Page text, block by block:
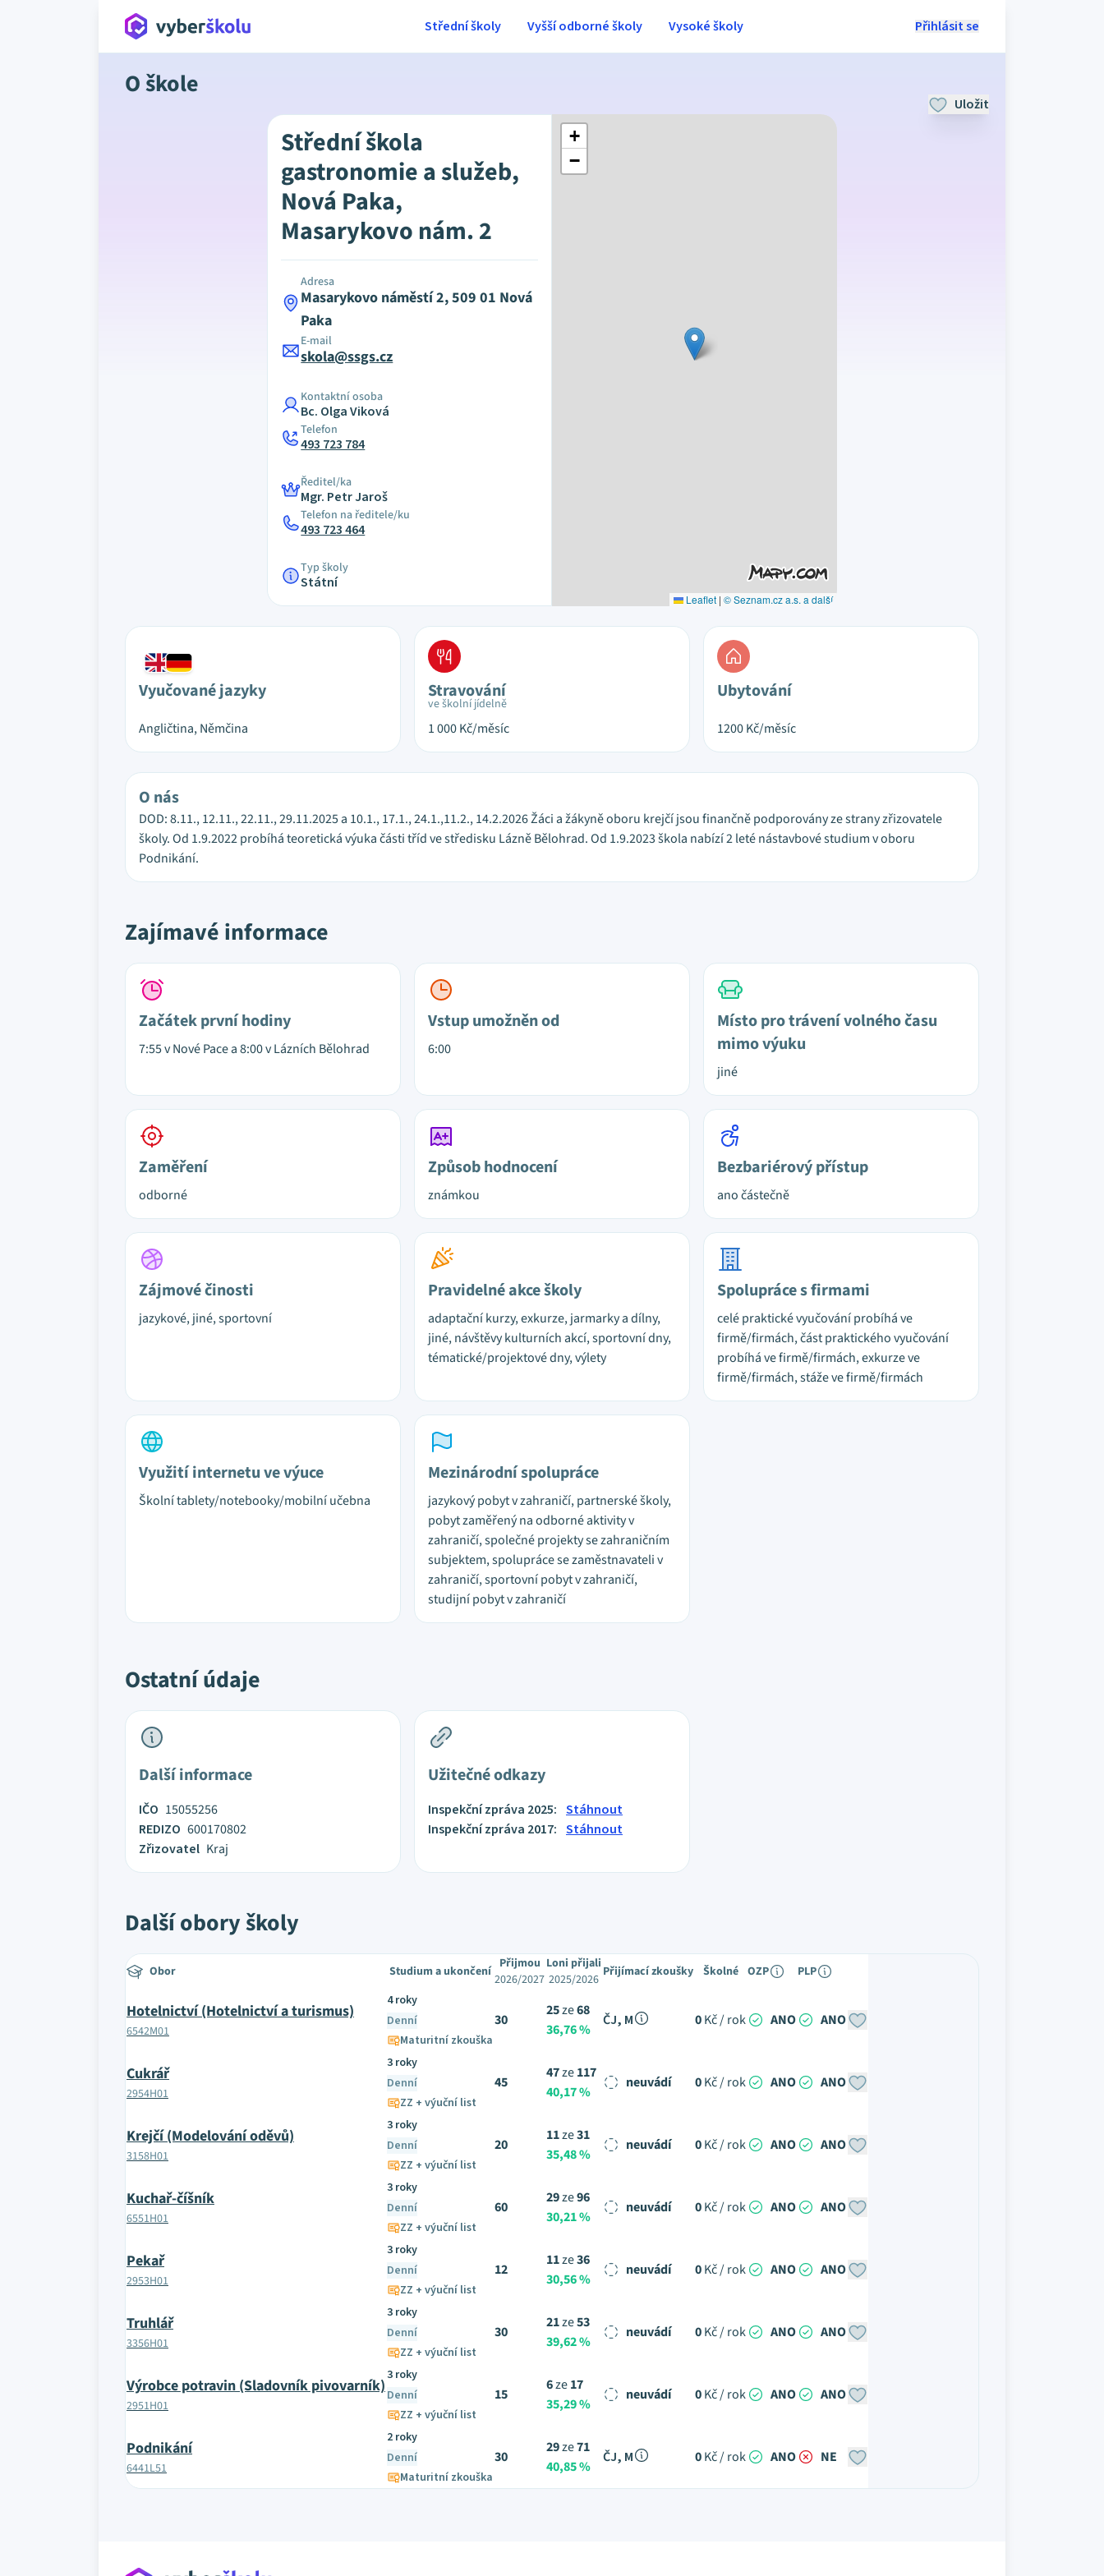
Přihlásit se
Střední školy Vyšší odborné školy Vysoké školy
O škole
Uložit
Střední škola
gastronomie a služeb,
Nová Paka,
Masarykovo nám. 2
Adresa
Masarykovo náměstí 2, 509 01 Nová
Paka
E-mail
skola@ssgs.cz
Kontaktní osoba
Bc. Olga Viková
Telefon
493 723 784
Ředitel/ka
Mgr. Petr Jaroš
Telefon na ředitele/ku
493 723 464
Typ školy
Státní
+
−
Leaflet | © Seznam.cz a.s. a další
Vyučované jazyky
Angličtina, Němčina
Stravování
ve školní jídelně
1 000Kč/měsíc
Ubytování
1200Kč/měsíc
O nás
DOD: 8.11., 12.11., 22.11., 29.11.2025 a 10.1., 17.1., 24.1.,11.2., 14.2.2026 Žáci a žákyně oboru krejčí jsou finančně podporovány ze strany zřizovatele
školy. Od 1.9.2022 probíhá teoretická výuka části tříd ve středisku Lázně Bělohrad. Od 1.9.2023 škola nabízí 2 leté nástavbové studium v oboru
Podnikání.
Zajímavé informace
Začátek první hodiny
7:55 v Nové Pace a 8:00 v Lázních Bělohrad
Vstup umožněn od
6:00
Místo pro trávení volného času
mimo výuku
jiné
Zaměření
odborné
Způsob hodnocení
známkou
Bezbariérový přístup
ano částečně
Zájmové činosti
jazykové, jiné, sportovní
Pravidelné akce školy
adaptační kurzy, exkurze, jarmarky a dílny,
jiné, návštěvy kulturních akcí, sportovní dny,
tématické/projektové dny, výlety
Spolupráce s firmami
celé praktické vyučování probíhá ve
firmě/firmách, část praktického vyučování
probíhá ve firmě/firmách, exkurze ve
firmě/firmách, stáže ve firmě/firmách
Využití internetu ve výuce
Školní tablety/notebooky/mobilní učebna
Mezinárodní spolupráce
jazykový pobyt v zahraničí, partnerské školy,
pobyt zaměřený na odborné aktivity v
zahraničí, společné projekty se zahraničním
subjektem, spolupráce se zaměstnavateli v
zahraničí, sportovní pobyt v zahraničí,
studijní pobyt v zahraničí
Ostatní údaje
Další informace
IČO 15055256
REDIZO 600170802
Zřizovatel Kraj
Užitečné odkazy
Inspekční zpráva 2025: Stáhnout
Inspekční zpráva 2017: Stáhnout
Další obory školy
Obor Studium a ukončení Přijmou
2026/2027
Loni přijali
2025/2026 Přijímací zkoušky Školné OZP PLP
Hotelnictví (Hotelnictví a turismus)
6542M01
4 roky
Denní
Maturitní zkouška
30
25ze68
36,76 %
ČJ, M 0Kč / rok ANO ANO
Cukrář
2954H01
3 roky
Denní
ZZ + výuční list
45
47ze117
40,17 %
neuvádí 0Kč / rok ANO ANO
Krejčí (Modelování oděvů)
3158H01
3 roky
Denní
ZZ + výuční list
20
11ze31
35,48 %
neuvádí 0Kč / rok ANO ANO
Kuchař-číšník
6551H01
3 roky
Denní
ZZ + výuční list
60
29ze96
30,21 %
neuvádí 0Kč / rok ANO ANO
Pekař
2953H01
3 roky
Denní
ZZ + výuční list
12
11ze36
30,56 %
neuvádí 0Kč / rok ANO ANO
Truhlář
3356H01
3 roky
Denní
ZZ + výuční list
30
21ze53
39,62 %
neuvádí 0Kč / rok ANO ANO
Výrobce potravin (Sladovník pivovarník)
2951H01
3 roky
Denní
ZZ + výuční list
15
6ze17
35,29 %
neuvádí 0Kč / rok ANO ANO
Podnikání
6441L51
2 roky
Denní
Maturitní zkouška
30
29ze71
40,85 %
ČJ, M 0Kč / rok ANO NE